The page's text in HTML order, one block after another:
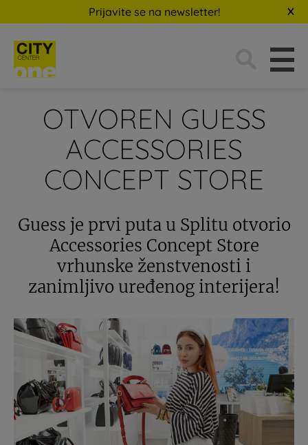
Prijavite se na newsletter!
OTVOREN GUESS
ACCESSORIES
CONCEPT STORE
Guess je prvi puta u Splitu otvorio
Accessories Concept Store
vrhunske ženstvenosti i
zanimljivo uređenog interijera!